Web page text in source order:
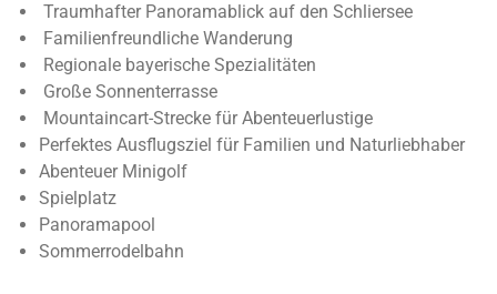
Traumhafter Panoramablick auf den Schliersee
Familienfreundliche Wanderung
Regionale bayerische Spezialitäten
Große Sonnenterrasse
Mountaincart-Strecke für Abenteuerlustige
Perfektes Ausflugsziel für Familien und Naturliebhaber
Abenteuer Minigolf
Spielplatz
Panoramapool
Sommerrodelbahn